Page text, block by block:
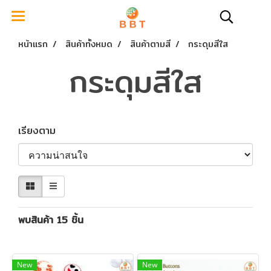
หน้าแรก สินค้าทั้งหมด สินค้าตามสี กระดุมสีใส
กระดุมสีใส
เรียงตาม
พบสินค้า 15 ชิ้น
New
New